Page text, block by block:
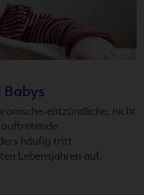
entzündliche, nicht
häufig tritt
Lebensjahren auf.